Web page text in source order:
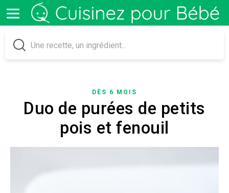
DÈS 6 MOIS
Duo de purées de petits
pois et fenouil